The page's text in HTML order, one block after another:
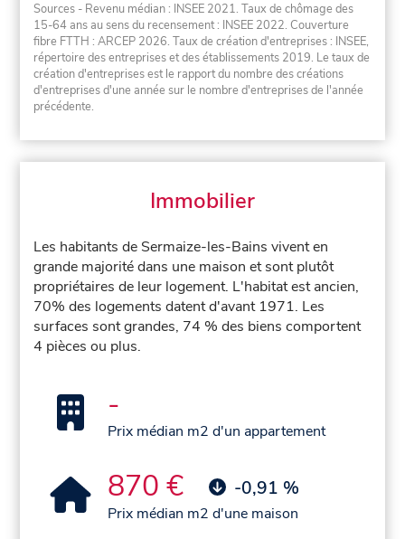
Sources - Revenu médian : INSEE 2021. Taux de chômage des
15-64 ans au sens du recensement : INSEE 2022. Couverture
fibre FTTH : ARCEP 2026. Taux de création d'entreprises : INSEE,
répertoire des entreprises et des établissements 2019. Le taux de
création d'entreprises est le rapport du nombre des créations
d'entreprises d'une année sur le nombre d'entreprises de l'année
précédente.
Immobilier
Les habitants de Sermaize-les-Bains vivent en
grande majorité dans une maison et sont plutôt
propriétaires de leur logement. L'habitat est ancien,
70% des logements datent d'avant 1971. Les
surfaces sont grandes, 74 % des biens comportent
4 pièces ou plus.
-
Prix médian m2 d'un appartement
870 € -0,91 %
Prix médian m2 d'une maison